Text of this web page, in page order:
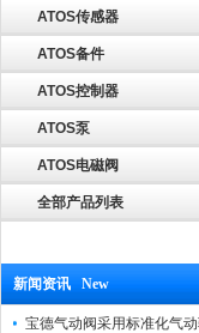
ATOS传感器
ATOS备件
ATOS控制器
ATOS泵
ATOS电磁阀
全部产品列表
新闻资讯 New